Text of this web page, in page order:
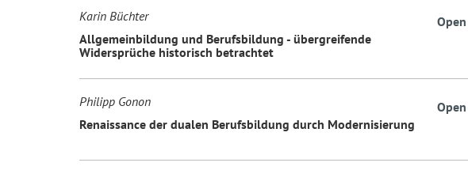
Karin Büchter
Allgemeinbildung und Berufsbildung - übergreifende
Widersprüche historisch betrachtet
Philipp Gonon
Renaissance der dualen Berufsbildung durch Modernisierung